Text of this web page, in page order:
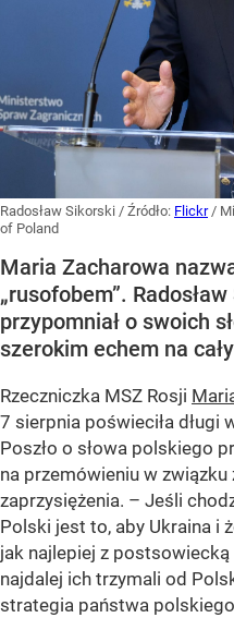
Radosław Sikorski / Źródło: Flickr /
of Poland
Maria Zacharowa
„rusofobem”.
przypomniał o swoich
szerokim echem na
Rzeczniczka MSZ Rosji
7 sierpnia poświeciła długi
Poszło o słowa polskiego
na przemówieniu w
zaprzysiężenia. – Jeśli
Polski jest to, aby Ukraina i
jak najlepiej z postsowiecką
najdalej ich trzymali od
strategia państwa